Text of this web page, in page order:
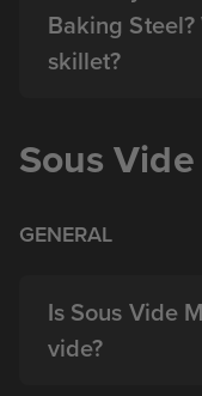
Baking
skillet?
Sous
GENERAL
Is Sous Vide
vide?